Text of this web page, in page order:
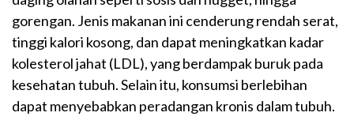
gorengan. Jenis makanan ini cenderung rendah serat,
tinggi kalori kosong, dan dapat meningkatkan kadar
kolesterol jahat (LDL), yang berdampak buruk pada
kesehatan tubuh. Selain itu, konsumsi berlebihan
dapat menyebabkan peradangan kronis dalam tubuh.